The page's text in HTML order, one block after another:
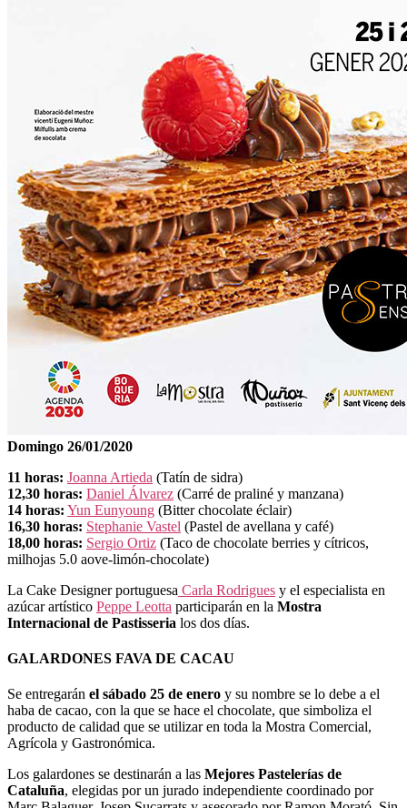
Domingo 26/01/2020
11 horas: Joanna Artieda (Tatín de sidra)
12,30 horas: Daniel Álvarez (Carré de praliné y manzana)
14 horas: Yun Eunyoung (Bitter chocolate éclair)
16,30 horas: Stephanie Vastel (Pastel de avellana y café)
18,00 horas: Sergio Ortiz (Taco de chocolate berries y cítricos,
milhojas 5.0 aove-limón-chocolate)
La Cake Designer portuguesa Carla Rodrigues y el especialista en
azúcar artístico Peppe Leotta participarán en la Mostra
Internacional de Pastisseria los dos días.
GALARDONES FAVA DE CACAU
Se entregarán el sábado 25 de enero y su nombre se lo debe a el
haba de cacao, con la que se hace el chocolate, que simboliza el
producto de calidad que se utilizar en toda la Mostra Comercial,
Agrícola y Gastronómica.
Los galardones se destinarán a las Mejores Pastelerías de
Cataluña, elegidas por un jurado independiente coordinado por